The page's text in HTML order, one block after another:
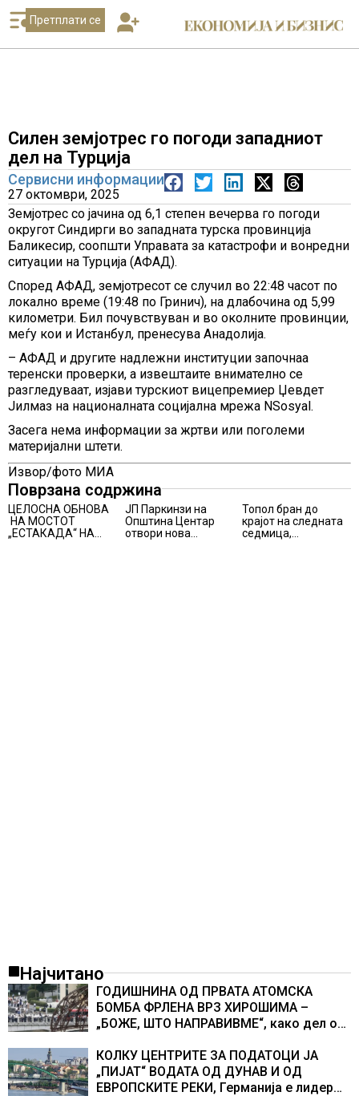
Претплати се
Силен земјотрес го погоди западниот
дел на Турција
Сервисни информации
27 октомври, 2025
Земјотрес со јачина од 6,1 степен вечерва го погоди
округот Синдирги во западната турска провинција
Баликесир, соопшти Управата за катастрофи и вонредни
ситуации на Турција (АФАД).
Според АФАД, земјотресот се случил во 22:48 часот по
локално време (19:48 по Гринич), на длабочина од 5,99
километри. Бил почувствуван и во околните провинции,
меѓу кои и Истанбул, пренесува Анадолија.
– АФАД и другите надлежни институции започнаа
теренски проверки, а извештаите внимателно се
разгледуваат, изјави турскиот вицепремиер Џевдет
Јилмаз на националната социјална мрежа NSosyal.
Засега нема информации за жртви или поголеми
материјални штети.
Извор/фото МИА
Поврзана содржина
ЦЕЛОСНА ОБНОВА
НА МОСТОТ
„ЕСТАКАДА“ НА
ЈП Паркинзи на
Општина Центар
отвори нова
Топол бран до
крајот на следната
седмица,
Најчитано
ГОДИШНИНА ОД ПРВАТА АТОМСКА
БОМБА ФРЛЕНА ВРЗ ХИРОШИМА –
„БОЖЕ, ШТО НАПРАВИВМЕ“, како дел од
учесниците во бомбардирањето го
доживуваа овој настан што го промени
текот на историјата
КОЛКУ ЦЕНТРИТЕ ЗА ПОДАТОЦИ ЈА
„ПИЈАТ“ ВОДАТА ОД ДУНАВ И ОД
ЕВРОПСКИТЕ РЕКИ, Германија е лидер